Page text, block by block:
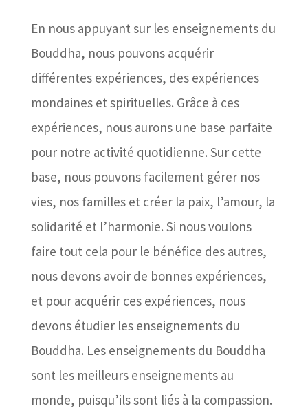
En nous appuyant sur les enseignements du
Bouddha, nous pouvons acquérir
différentes expériences, des expériences
mondaines et spirituelles. Grâce à ces
expériences, nous aurons une base parfaite
pour notre activité quotidienne. Sur cette
base, nous pouvons facilement gérer nos
vies, nos familles et créer la paix, l’amour, la
solidarité et l’harmonie. Si nous voulons
faire tout cela pour le bénéfice des autres,
nous devons avoir de bonnes expériences,
et pour acquérir ces expériences, nous
devons étudier les enseignements du
Bouddha. Les enseignements du Bouddha
sont les meilleurs enseignements au
monde, puisqu’ils sont liés à la compassion.